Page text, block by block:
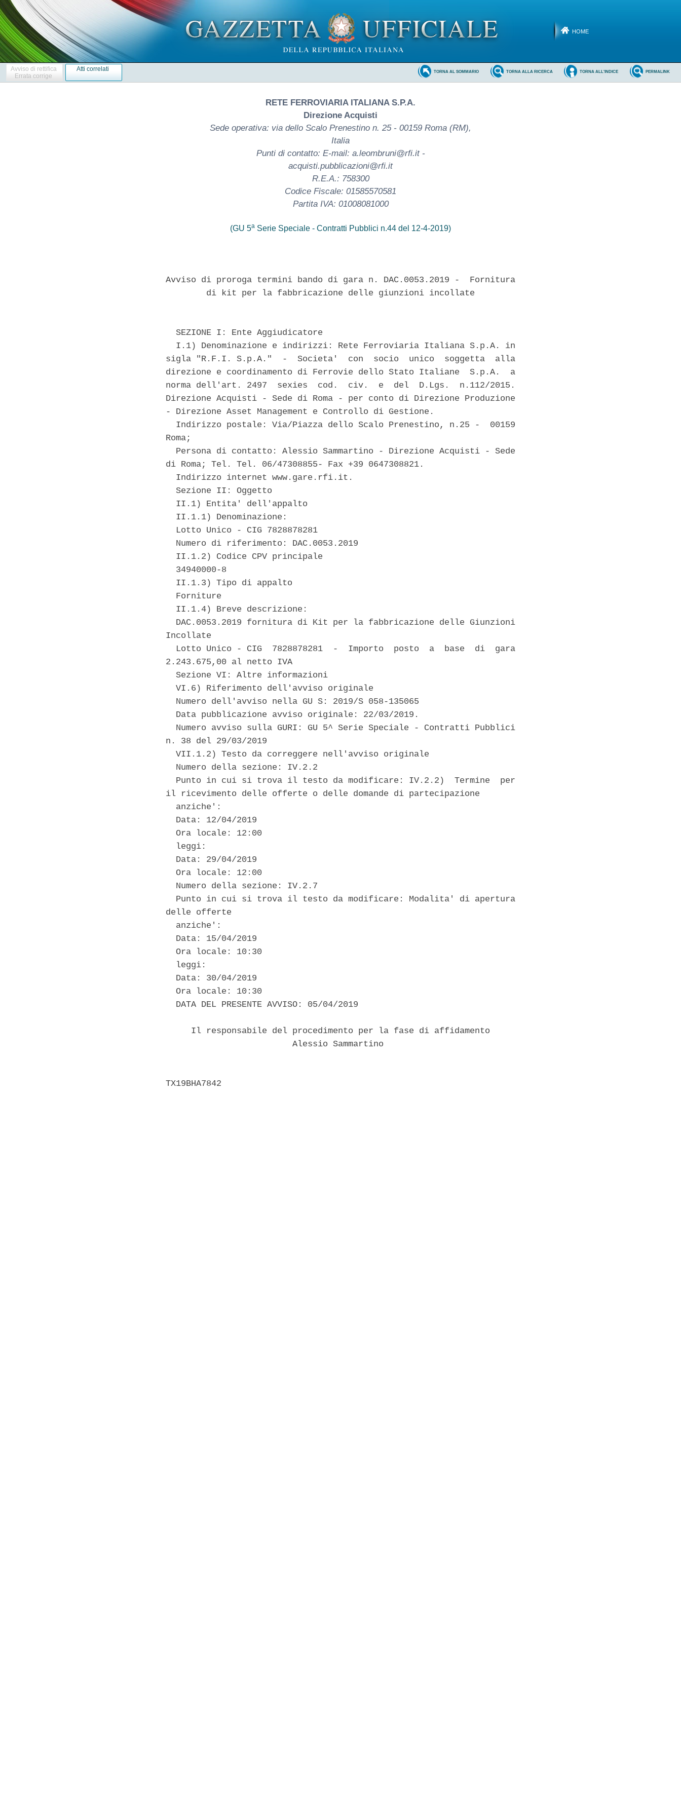
HOME
Avviso di rettifica
Errata corrige
Atti correlati PERMALINK
TORNA ALL'INDICE
TORNA ALLA RICERCA
TORNA AL SOMMARIO
RETE FERROVIARIA ITALIANA S.P.A.
Direzione Acquisti
Sede operativa: via dello Scalo Prenestino n. 25 - 00159 Roma (RM),
Italia
Punti di contatto: E-mail: a.leombruni@rfi.it -
acquisti.pubblicazioni@rfi.it
R.E.A.: 758300
Codice Fiscale: 01585570581
Partita IVA: 01008081000
(GU 5a Serie Speciale - Contratti Pubblici n.44 del 12-4-2019)
Avviso di proroga termini bando di gara n. DAC.0053.2019 -  Fornitura
        di kit per la fabbricazione delle giunzioni incollate
  SEZIONE I: Ente Aggiudicatore
  I.1) Denominazione e indirizzi: Rete Ferroviaria Italiana S.p.A. in
sigla "R.F.I. S.p.A."  -  Societa'  con  socio  unico  soggetta  alla
direzione e coordinamento di Ferrovie dello Stato Italiane  S.p.A.  a
norma dell'art. 2497  sexies  cod.  civ.  e  del  D.Lgs.  n.112/2015.
Direzione Acquisti - Sede di Roma - per conto di Direzione Produzione
- Direzione Asset Management e Controllo di Gestione.
  Indirizzo postale: Via/Piazza dello Scalo Prenestino, n.25 -  00159
Roma;
  Persona di contatto: Alessio Sammartino - Direzione Acquisti - Sede
di Roma; Tel. Tel. 06/47308855- Fax +39 0647308821.
  Indirizzo internet www.gare.rfi.it.
  Sezione II: Oggetto
  II.1) Entita' dell'appalto
  II.1.1) Denominazione:
  Lotto Unico - CIG 7828878281
  Numero di riferimento: DAC.0053.2019
  II.1.2) Codice CPV principale
  34940000-8
  II.1.3) Tipo di appalto
  Forniture
  II.1.4) Breve descrizione:
  DAC.0053.2019 fornitura di Kit per la fabbricazione delle Giunzioni
Incollate
  Lotto Unico - CIG  7828878281  -  Importo  posto  a  base  di  gara
2.243.675,00 al netto IVA
  Sezione VI: Altre informazioni
  VI.6) Riferimento dell'avviso originale
  Numero dell'avviso nella GU S: 2019/S 058-135065
  Data pubblicazione avviso originale: 22/03/2019.
  Numero avviso sulla GURI: GU 5^ Serie Speciale - Contratti Pubblici
n. 38 del 29/03/2019
  VII.1.2) Testo da correggere nell'avviso originale
  Numero della sezione: IV.2.2
  Punto in cui si trova il testo da modificare: IV.2.2)  Termine  per
il ricevimento delle offerte o delle domande di partecipazione
  anziche':
  Data: 12/04/2019
  Ora locale: 12:00
  leggi:
  Data: 29/04/2019
  Ora locale: 12:00
  Numero della sezione: IV.2.7
  Punto in cui si trova il testo da modificare: Modalita' di apertura
delle offerte
  anziche':
  Data: 15/04/2019
  Ora locale: 10:30
  leggi:
  Data: 30/04/2019
  Ora locale: 10:30
  DATA DEL PRESENTE AVVISO: 05/04/2019
     Il responsabile del procedimento per la fase di affidamento
                         Alessio Sammartino